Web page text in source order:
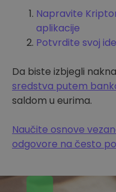
Napravite
aplikacije
Potvrdite svoj
Da biste izbjegli
sredstva putem
saldom u eurima.
Naučite osnove
odgovore na često